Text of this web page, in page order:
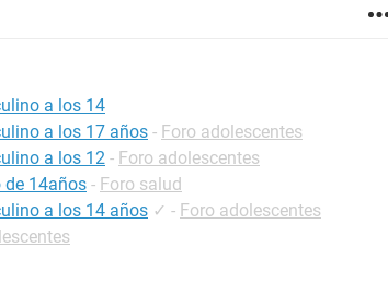
si logro hacer ejercicio para el
por su atención dada y si tiene alguna
nada más que decir.
a los 14
a los 17 años - Foro adolescentes
a los 12 - Foro adolescentes
de 14años - Foro salud
a los 14 años ✓ - Foro adolescentes